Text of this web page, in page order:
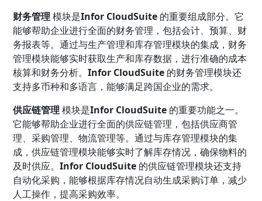
财务管理 模块是Infor CloudSuite 的重要组成部分。它
能够帮助企业进行全面的财务管理，包括会计、预算、财
务报表等。通过与生产管理和库存管理模块的集成，财务
管理模块能够实时获取生产和库存数据，进行准确的成本
核算和财务分析。Infor CloudSuite 的财务管理模块还
支持多币种和多语言，能够满足跨国企业的需求。
供应链管理 模块是Infor CloudSuite 的重要功能之一。
它能够帮助企业进行全面的供应链管理，包括供应商管
理、采购管理、物流管理等。通过与库存管理模块的集
成，供应链管理模块能够实时了解库存情况，确保物料的
及时供应。Infor CloudSuite 的供应链管理模块还支持
自动化采购，能够根据库存情况自动生成采购订单，减少
人工操作，提高采购效率。